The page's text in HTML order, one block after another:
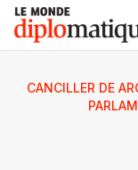
Skip
content
Le monde
CANCILLER DE